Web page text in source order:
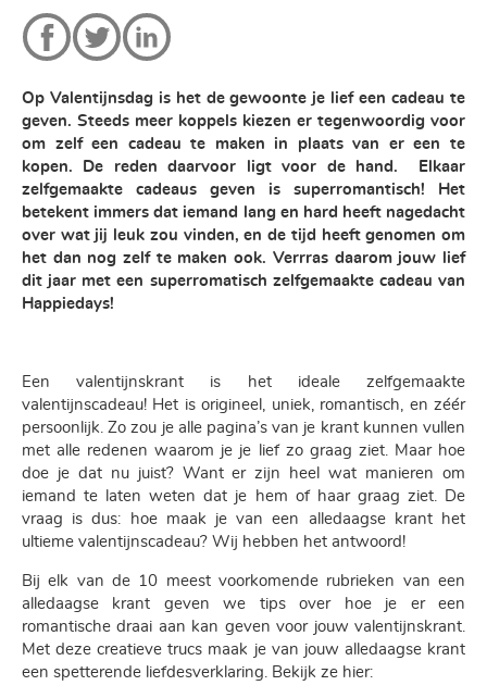
Op Valentijnsdag is het de gewoonte je lief een cadeau te
geven. Steeds meer koppels kiezen er tegenwoordig voor
om zelf een cadeau te maken in plaats van er een te
kopen. De reden daarvoor ligt voor de hand. Elkaar
zelfgemaakte cadeaus geven is superromantisch! Het
betekent immers dat iemand lang en hard heeft nagedacht
over wat jij leuk zou vinden, en de tijd heeft genomen om
het dan nog zelf te maken ook. Verrras daarom jouw lief
dit jaar met een superromatisch zelfgemaakte cadeau van
Happiedays!
Een valentijnskrant is het ideale zelfgemaakte
valentijnscadeau! Het is origineel, uniek, romantisch, en zéér
persoonlijk. Zo zou je alle pagina’s van je krant kunnen vullen
met alle redenen waarom je je lief zo graag ziet. Maar hoe
doe je dat nu juist? Want er zijn heel wat manieren om
iemand te laten weten dat je hem of haar graag ziet. De
vraag is dus: hoe maak je van een alledaagse krant het
ultieme valentijnscadeau? Wij hebben het antwoord!
Bij elk van de 10 meest voorkomende rubrieken van een
alledaagse krant geven we tips over hoe je er een
romantische draai aan kan geven voor jouw valentijnskrant.
Met deze creatieve trucs maak je van jouw alledaagse krant
een spetterende liefdesverklaring. Bekijk ze hier: